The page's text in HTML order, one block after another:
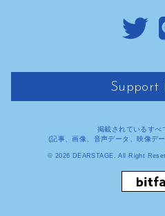
Support
掲載されているすべ
(記事、画像、音声データ、映像デ
© 2026 DEARSTAGE. All Right